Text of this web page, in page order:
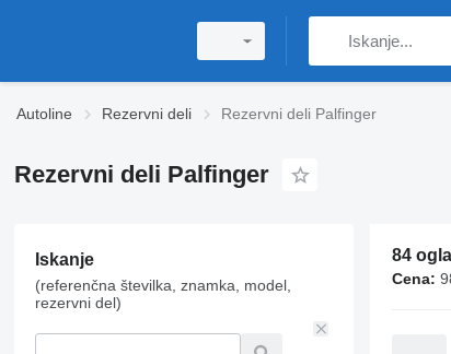
Autoline Rezervni deli Rezervni deli Palfinger
Rezervni deli Palfinger
Iskanje
(referenčna številka, znamka, model,
rezervni del)
84
Cena: